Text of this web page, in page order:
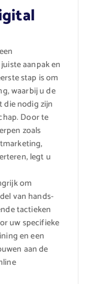
aanpak en
stap is om
waarbij u de
die nodig zijn
Door te
zoals
legt u
om
van hands-
tactieken
uw specifieke
en een
aan de